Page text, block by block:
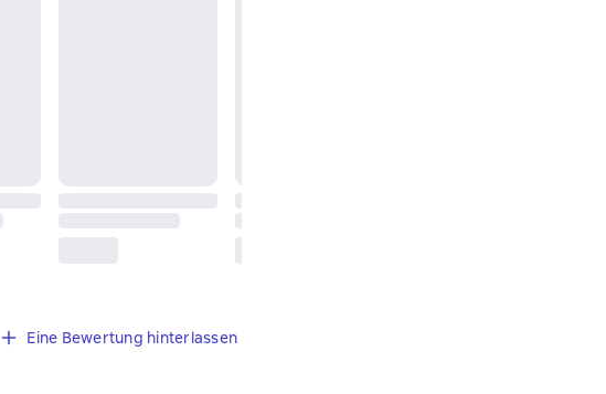
Eine Bewertung hinterlassen